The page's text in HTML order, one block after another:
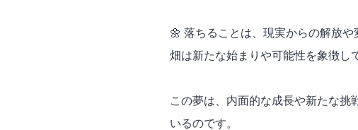
🌼 落ちることは、現実からの解放
畑は新たな始まりや可能性を象徴し
この夢は、内面的な成長や新たな挑
いるのです。